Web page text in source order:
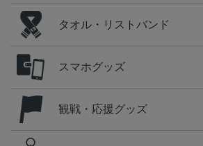
タオル・リストバンド
スマホグッズ
観戦・応援グッズ